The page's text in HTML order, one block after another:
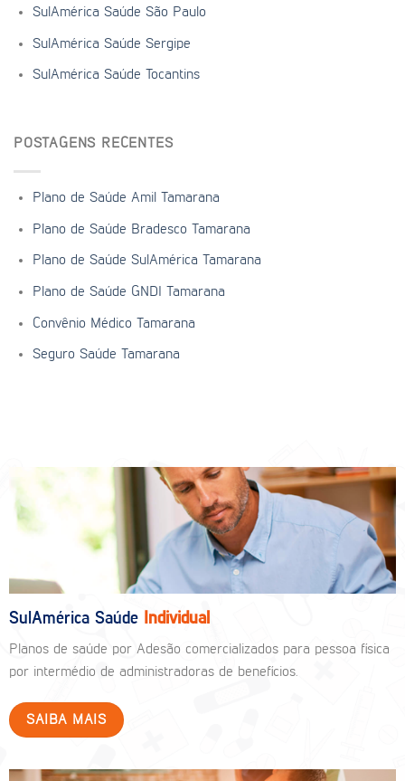
SulAmérica Saúde São Paulo
SulAmérica Saúde Sergipe
SulAmérica Saúde Tocantins
POSTAGENS RECENTES
Plano de Saúde Amil Tamarana
Plano de Saúde Bradesco Tamarana
Plano de Saúde SulAmérica Tamarana
Plano de Saúde GNDI Tamarana
Convênio Médico Tamarana
Seguro Saúde Tamarana
SulAmérica Saúde Individual
Planos de saúde por Adesão comercializados para pessoa física
por intermédio de administradoras de benefícios.
SAIBA MAIS